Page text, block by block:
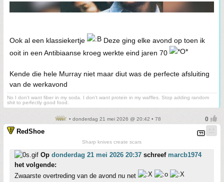
Ook al een klassiekertje
Deze ging elke avond op toen ik
ooit in een Antibiaanse kroeg werkte eind jaren 70
Kende die hele Murray niet maar diut was de perfecte afsluiting
van de werkavond
No I don't want fiber in my soda. I don't want protein in my waffles. Stop adding random
shit to perfectly good food.
• donderdag 21 mei 2026 @ 20:42 • 78
RedShoe
Sharp knives create scars
Op donderdag 21 mei 2026 20:37 schreef marcb1974
het volgende:
Zwaarste overtreding van de avond nu net